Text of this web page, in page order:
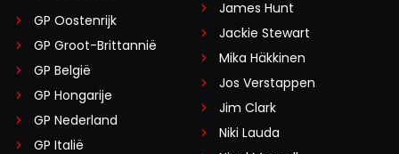
GP Oostenrijk
GP Groot-Brittannië
GP België
GP Hongarije
GP Nederland
GP Italië
James Hunt
Jackie Stewart
Mika Häkkinen
Jos Verstappen
Jim Clark
Niki Lauda